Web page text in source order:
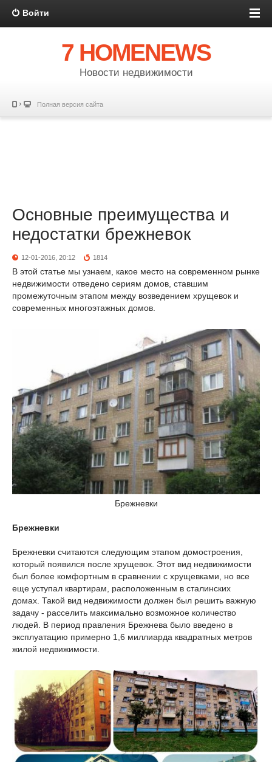
Войти
7 HOMENEWS
Новости недвижимости
Полная версия сайта
Основные преимущества и
недостатки брежневок
12-01-2016, 20:12 1814
В этой статье мы узнаем, какое место на современном рынке
недвижимости отведено сериям домов, ставшим
промежуточным этапом между возведением хрущевок и
современных многоэтажных домов.
Брежневки
Брежневки
Брежневки считаются следующим этапом домостроения,
который появился после хрущевок. Этот вид недвижимости
был более комфортным в сравнении с хрущевками, но все
еще уступал квартирам, расположенным в сталинских
домах. Такой вид недвижимости должен был решить важную
задачу - расселить максимально возможное количество
людей. В период правления Брежнева было введено в
эксплуатацию примерно 1,6 миллиарда квадратных метров
жилой недвижимости.